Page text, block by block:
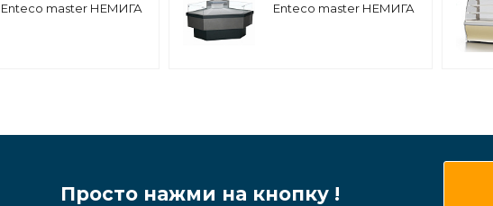
Enteco master НЕМИГА
Enteco master НЕМИГА
Просто нажми на кнопку !